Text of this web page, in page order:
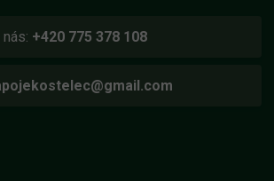
+420 775 378 108